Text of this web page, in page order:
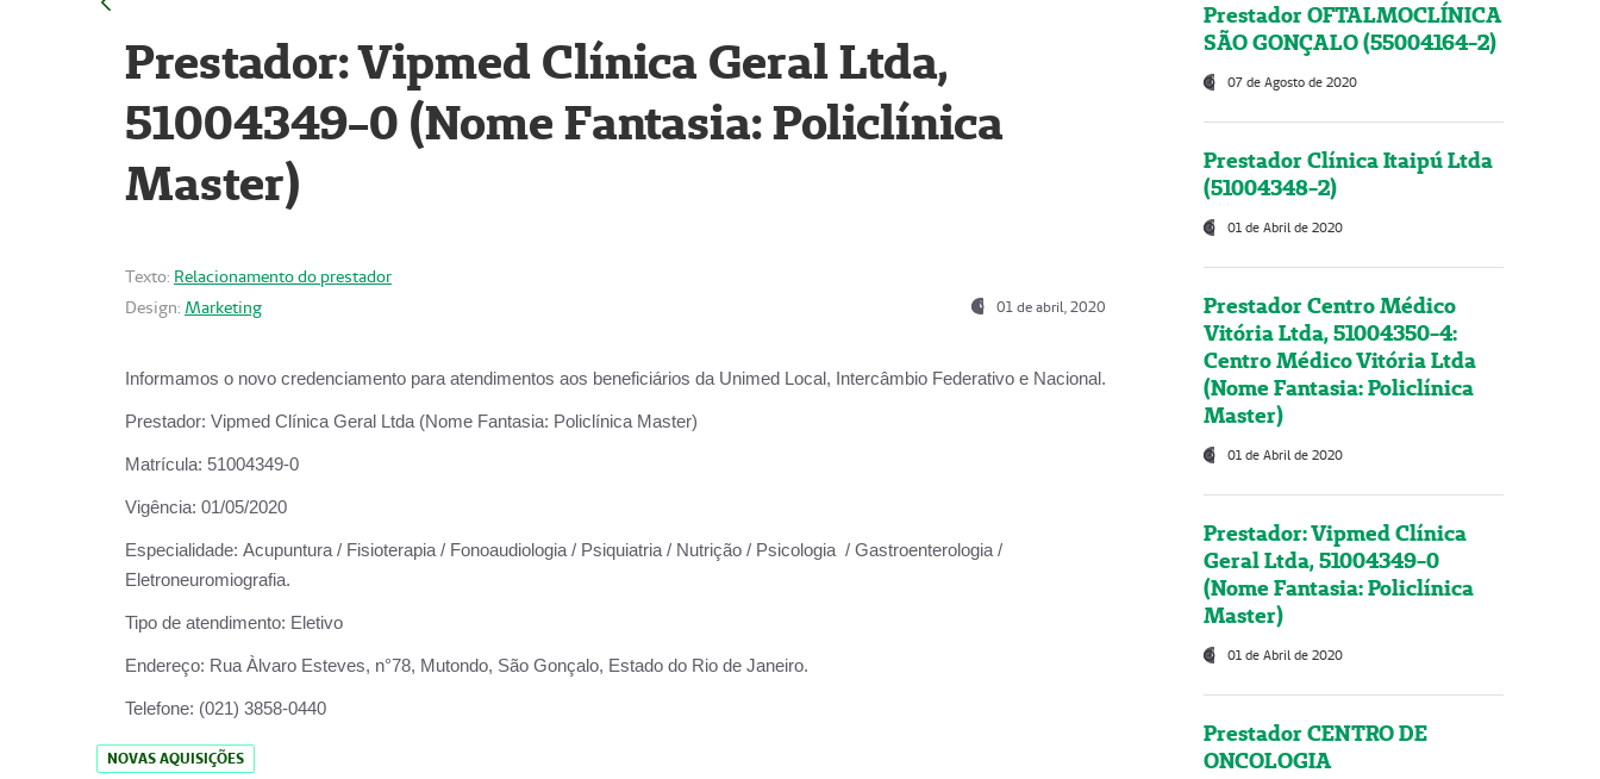
Prestador: Vipmed Clínica Geral Ltda,
51004349-0 (Nome Fantasia: Policlínica
Master)
Texto: Relacionamento do prestador
Design: Marketing 01 de abril, 2020
Informamos o novo credenciamento para atendimentos aos beneficiários da Unimed Local, Intercâmbio Federativo e Nacional.
Prestador: Vipmed Clínica Geral Ltda (Nome Fantasia: Policlínica Master)
Matrícula: 51004349-0
Vigência: 01/05/2020
Especialidade: Acupuntura / Fisioterapia / Fonoaudiologia / Psiquiatria / Nutrição / Psicologia / Gastroenterologia /
Eletroneuromiografia.
Tipo de atendimento: Eletivo
Endereço: Rua Àlvaro Esteves, n°78, Mutondo, São Gonçalo, Estado do Rio de Janeiro.
Telefone: (021) 3858-0440
NOVAS AQUISIÇÕES
Prestador OFTALMOCLÍNICA
SÃO GONÇALO (55004164-2)
07 de Agosto de 2020
Prestador Clínica Itaipú Ltda
(51004348-2)
01 de Abril de 2020
Prestador Centro Médico
Vitória Ltda, 51004350-4:
Centro Médico Vitória Ltda
(Nome Fantasia: Policlínica
Master)
01 de Abril de 2020
Prestador: Vipmed Clínica
Geral Ltda, 51004349-0
(Nome Fantasia: Policlínica
Master)
01 de Abril de 2020
Prestador CENTRO DE
ONCOLOGIA